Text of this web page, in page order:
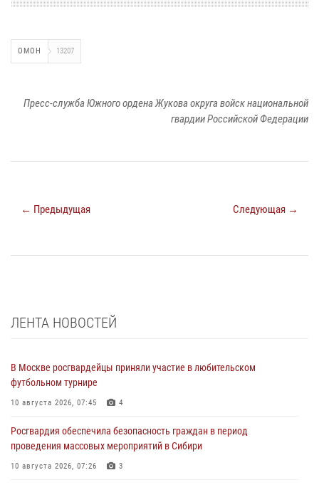
ОМОН 13207
Пресс-служба Южного ордена Жукова округа войск национальной
гвардии Российской Федерации
← Предыдущая Следующая →
ЛЕНТА НОВОСТЕЙ
В Москве росгвардейцы приняли участие в любительском
футбольном турнире
10 августа 2026, 07:45 4
Росгвардия обеспечила безопасность граждан в период
проведения массовых мероприятий в Сибири
10 августа 2026, 07:26 3